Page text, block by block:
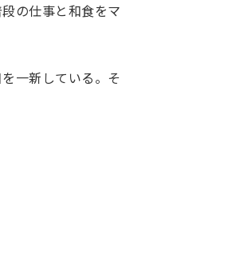
の仕事と和食をマ
一新している。そ